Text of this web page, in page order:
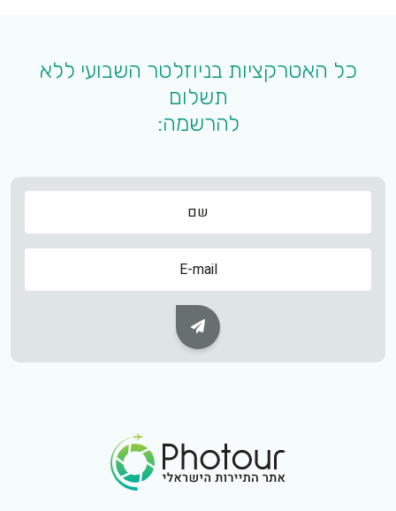
כל האטרקציות בניוזלטר השבועי ללא
תשלום
להרשמה:
Subscribe Button